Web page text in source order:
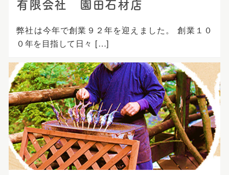
有限会社 園田石材店
弊社は今年で創業９２年を迎えました。 創業１０
０年を目指して日々 […]